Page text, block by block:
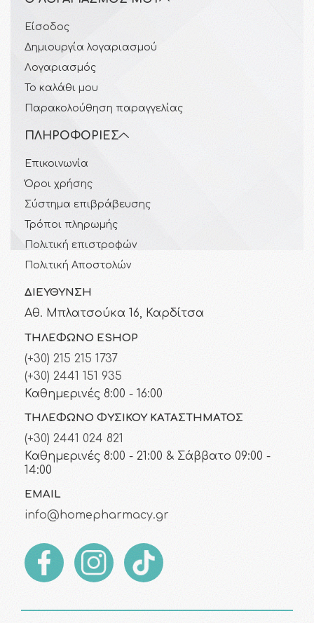
Είσοδος
Δημιουργία λογαριασμού
Λογαριασμός
Το καλάθι μου
Παρακολούθηση παραγγελίας
ΠΛΗΡΟΦΟΡΊΕΣ
Επικοινωνία
Όροι χρήσης
Σύστημα επιβράβευσης
Τρόποι πληρωμής
Πολιτική επιστροφών
Πολιτική Αποστολών
ΔΙΕΎΘΥΝΣΗ
Αθ. Μπλατσούκα 16, Καρδίτσα
ΤΗΛΈΦΩΝΟ ESHOP
(+30) 215 215 1737
(+30) 2441 151 935
Καθημερινές 8:00 - 16:00
ΤΗΛΈΦΩΝΟ ΦΥΣΙΚΟΎ ΚΑΤΑΣΤΉΜΑΤΟΣ
(+30) 2441 024 821
Καθημερινές 8:00 - 21:00 & Σάββατο 09:00 -
14:00
EMAIL
info@homepharmacy.gr